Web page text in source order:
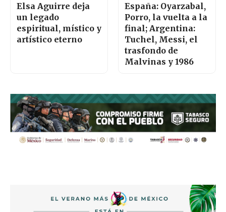
Elsa Aguirre deja
un legado
espiritual, místico y
artístico eterno
España: Oyarzabal,
Porro, la vuelta a la
final; Argentina:
Tuchel, Messi, el
trasfondo de
Malvinas y 1986